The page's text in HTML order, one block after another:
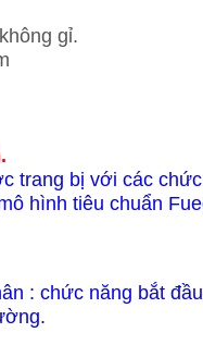
gỉ.
trang bị với các
hình tiêu chuẩn
: chức năng bắt